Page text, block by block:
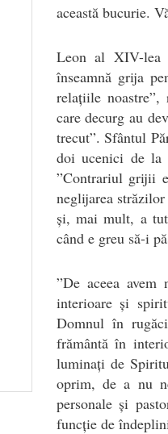
această bucurie.
Leon al XIV-lea
înseamnă grija
relațiile
care decurg au
trecut”. Sfântul
doi ucenici de la
”Contrariul grijii
neglijarea
și, mai mult, a
când e greu să-i
”De aceea
interioare și
Domnul în
frământă în
luminați de
oprim, de a nu
personale și
funcție de